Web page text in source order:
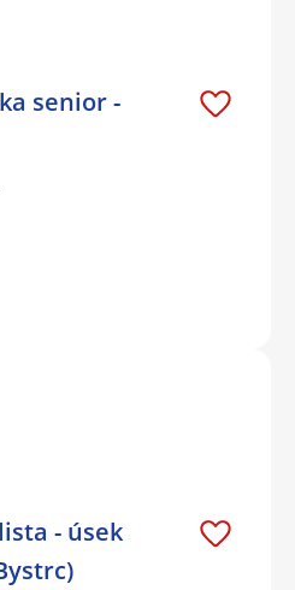
senior -
- úsek